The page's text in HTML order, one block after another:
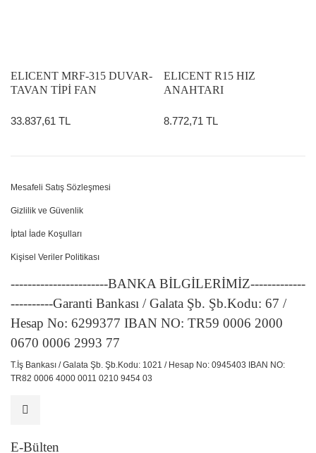
ELICENT MRF-315 DUVAR-
TAVAN TİPİ FAN
33.837,61 TL
ELICENT R15 HIZ
ANAHTARI
8.772,71 TL
Mesafeli Satış Sözleşmesi
Gizlilik ve Güvenlik
İptal İade Koşulları
Kişisel Veriler Politikası
-----------------------BANKA BİLGİLERİMİZ-------------
----------Garanti Bankası / Galata Şb. Şb.Kodu: 67 /
Hesap No: 6299377 IBAN NO: TR59 0006 2000
0670 0006 2993 77
T.İş Bankası / Galata Şb. Şb.Kodu: 1021 / Hesap No: 0945403 IBAN NO:
TR82 0006 4000 0011 0210 9454 03
E-Bülten